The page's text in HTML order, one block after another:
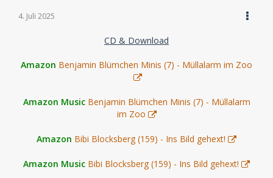
4. Juli 2025
CD & Download
Amazon Benjamin Blümchen Minis (7) - Müllalarm im Zoo
Amazon Music Benjamin Blümchen Minis (7) - Müllalarm
im Zoo
Amazon Bibi Blocksberg (159) - Ins Bild gehext!
Amazon Music Bibi Blocksberg (159) - Ins Bild gehext!